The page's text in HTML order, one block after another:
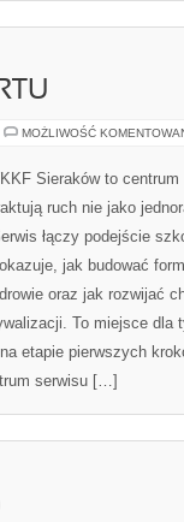
MOŻLIWOŚĆ
Sieraków to
ruch nie jako
łączy podejście
jak budować
oraz jak rozwijać
To miejsce dla
etapie pierwszych
serwisu […]